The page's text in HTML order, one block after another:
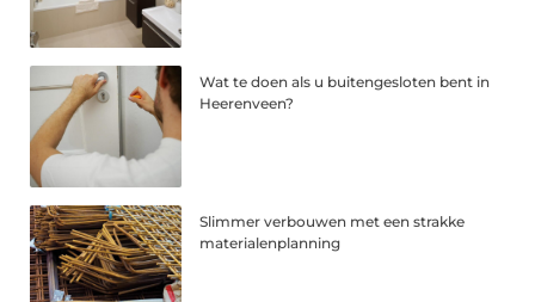
Wat te doen als u buitengesloten bent in
Heerenveen?
Slimmer verbouwen met een strakke
materialenplanning